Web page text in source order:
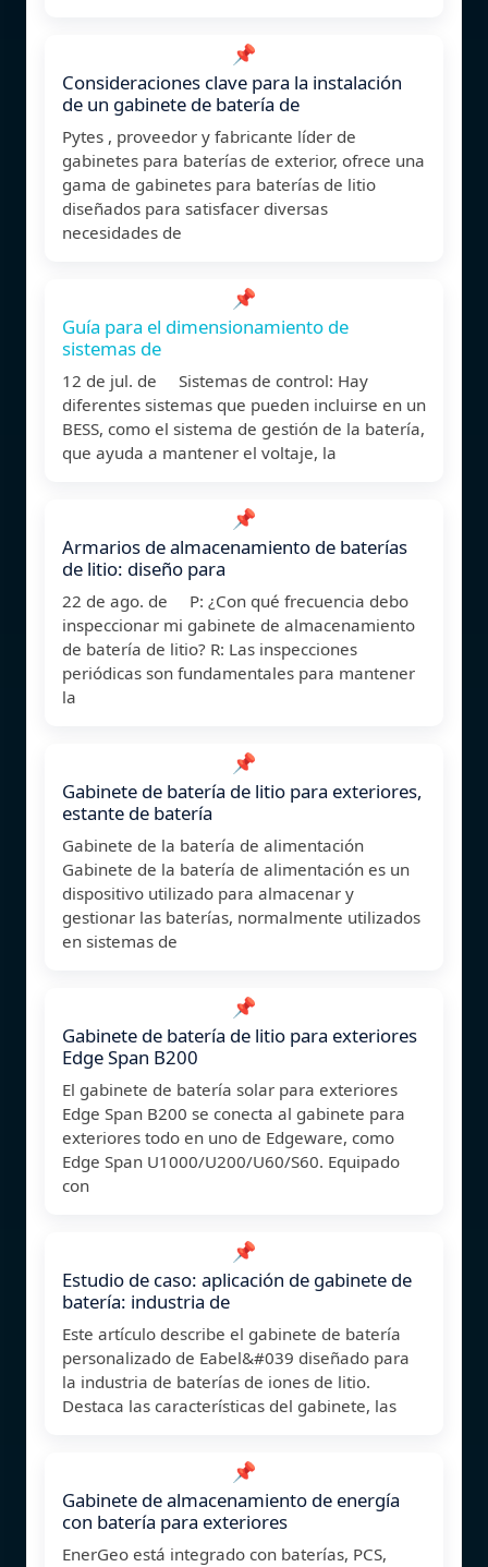
📌
Consideraciones clave para la instalación
de un gabinete de batería de
Pytes , proveedor y fabricante líder de
gabinetes para baterías de exterior, ofrece una
gama de gabinetes para baterías de litio
diseñados para satisfacer diversas
necesidades de
📌
Guía para el dimensionamiento de
sistemas de
12 de jul. de Sistemas de control: Hay
diferentes sistemas que pueden incluirse en un
BESS, como el sistema de gestión de la batería,
que ayuda a mantener el voltaje, la
📌
Armarios de almacenamiento de baterías
de litio: diseño para
22 de ago. de P: ¿Con qué frecuencia debo
inspeccionar mi gabinete de almacenamiento
de batería de litio? R: Las inspecciones
periódicas son fundamentales para mantener
la
📌
Gabinete de batería de litio para exteriores,
estante de batería
Gabinete de la batería de alimentación
Gabinete de la batería de alimentación es un
dispositivo utilizado para almacenar y
gestionar las baterías, normalmente utilizados
en sistemas de
📌
Gabinete de batería de litio para exteriores
Edge Span B200
El gabinete de batería solar para exteriores
Edge Span B200 se conecta al gabinete para
exteriores todo en uno de Edgeware, como
Edge Span U1000/U200/U60/S60. Equipado
con
📌
Estudio de caso: aplicación de gabinete de
batería: industria de
Este artículo describe el gabinete de batería
personalizado de Eabel&#039 diseñado para
la industria de baterías de iones de litio.
Destaca las características del gabinete, las
📌
Gabinete de almacenamiento de energía
con batería para exteriores
EnerGeo está integrado con baterías, PCS,